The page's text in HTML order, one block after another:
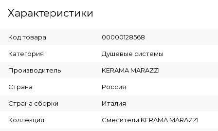
Характеристики
Код товара 00000128568
Категория Душевые системы
Производитель KERAMA MARAZZI
Страна Россия
Страна сборки Италия
Коллекция Смесители KERAMA MARAZZI